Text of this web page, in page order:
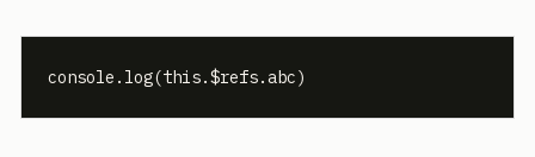
console.log(this.$refs.abc)